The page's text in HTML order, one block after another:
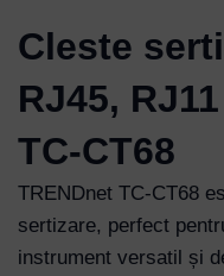
Cleste
RJ45,
TC-CT68
TRENDnet TC-CT68
sertizare, perfect
instrument versatil și